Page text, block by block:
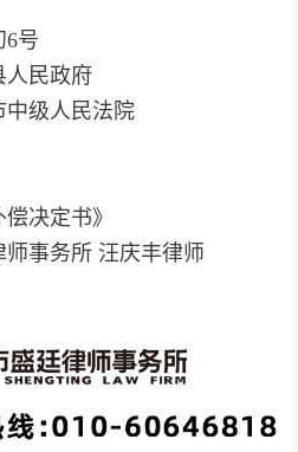
6号
人民政府
中级人民法院
决定书》
师事务所 汪庆丰律师